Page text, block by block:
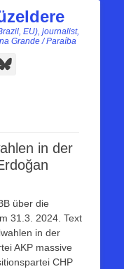
EU), journalist,
Grande / Paraíba
Bluesky
in der
über die
31.3. 2024. Text
in der
AKP massive
CHP